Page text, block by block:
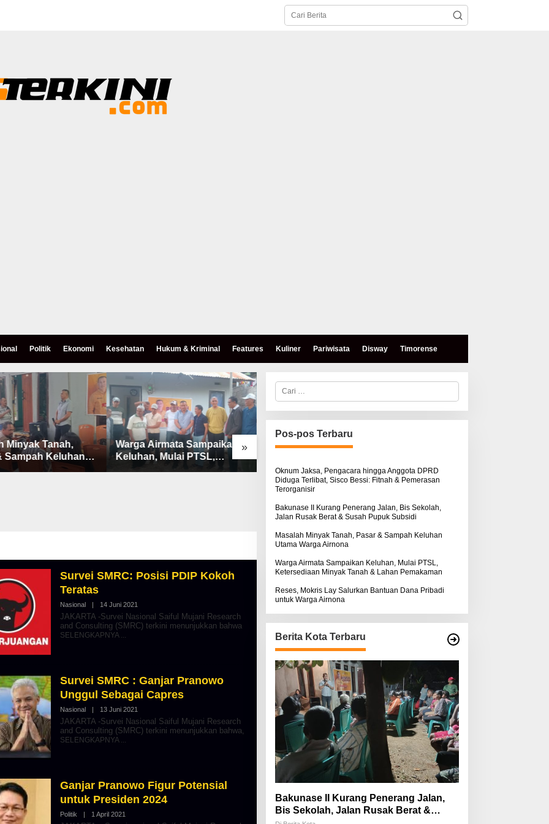
Politik Ekonomi Kesehatan Hukum & Kriminal Features Kuliner Pariwisata Disway Timorense
»
Minyak Tanah,
Sampah Keluhan
Airnona
Warga Airmata Sampaikan
Keluhan, Mulai PTSL,
Ketersediaan Minyak Tanah
Reses, Mokris Lay Salurkan
untuk Warga Airnona
Hukum Kasus Sebastian
Bokol Sarat Rekayasa
Survei SMRC: Posisi PDIP Kokoh
Teratas
Nasional | 14 Juni 2021
E
H
T
K
I
S
E
JAKARTA -Survei Nasional Saiful Mujani Research
and Consulting (SMRC) terkini menunjukkan bahwa
SELENGKAPNYA
Survei SMRC : Ganjar Pranowo
Unggul Sebagai Capres
Nasional | 13 Juni 2021
E
H
T
I
JAKARTA -Survei Nasional Saiful Mujani Research
and Consulting (SMRC) terkini menunjukkan bahwa,
SELENGKAPNYA
Ganjar Pranowo Figur Potensial
untuk Presiden 2024
Politik | 1 April 2021
C
r
i
u
n
u
:
Pos-pos Terbaru
Oknum Jaksa, Pengacara hingga Anggota DPRD
Diduga Terlibat, Sisco Bessi: Fitnah & Pemerasan
Terorganisir
Bakunase II Kurang Penerang Jalan, Bis Sekolah,
Jalan Rusak Berat & Susah Pupuk Subsidi
Masalah Minyak Tanah, Pasar & Sampah Keluhan
Utama Warga Airnona
Warga Airmata Sampaikan Keluhan, Mulai PTSL,
Ketersediaan Minyak Tanah & Lahan Pemakaman
Reses, Mokris Lay Salurkan Bantuan Dana Pribadi
untuk Warga Airnona
Berita Kota Terbaru
Bakunase II Kurang Penerang Jalan,
Bis Sekolah, Jalan Rusak Berat &